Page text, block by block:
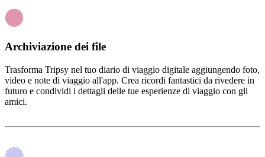
Archiviazione dei file
Trasforma Tripsy nel tuo diario di viaggio digitale aggiungendo foto,
video e note di viaggio all'app. Crea ricordi fantastici da rivedere in
futuro e condividi i dettagli delle tue esperienze di viaggio con gli
amici.